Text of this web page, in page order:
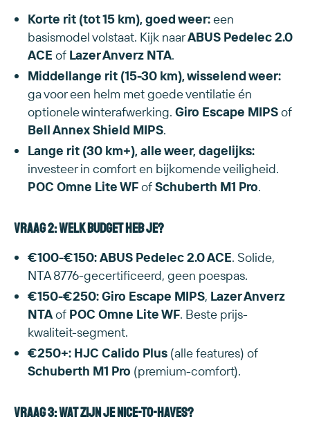
Korte rit (tot 15 km), goed weer:een
basismodel volstaat. Kijk naarABUS Pedelec 2.0
ACE of Lazer Anverz NTA.
Middellange rit (15-30 km), wisselend weer:
ga voor een helm met goede ventilatie én
optionele winterafwerking. Giro Escape MIPSof
Bell Annex Shield MIPS.
Lange rit (30 km+), alle weer, dagelijks:
investeer in comfort en bijkomende veiligheid.
POC Omne Lite WFofSchuberth M1 Pro.
Vraag 2: Welk budget heb je?
€100-€150:ABUS Pedelec 2.0 ACE. Solide,
NTA 8776-gecertificeerd, geen poespas.
€150-€250:Giro Escape MIPS, Lazer Anverz
NTAof POC Omne Lite WF. Beste prijs-
kwaliteit-segment.
€250+: HJC Calido Plus (alle features) of
Schuberth M1 Pro (premium-comfort).
Vraag 3: Wat zijn je nice-to-haves?